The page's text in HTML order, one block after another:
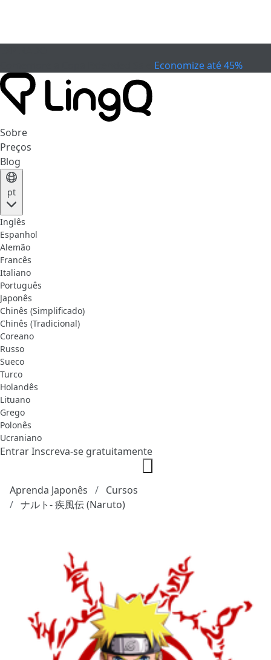
Economize até 45%
Sobre
Preços
Blog
pt
Inglês
Espanhol
Alemão
Francês
Italiano
Português
Japonês
Chinês (Simplificado)
Chinês (Tradicional)
Coreano
Russo
Sueco
Turco
Holandês
Lituano
Grego
Polonês
Ucraniano
EntrarInscreva-se gratuitamente
Aprenda Japonês
Cursos
ナルト- 疾風伝 (Naruto)